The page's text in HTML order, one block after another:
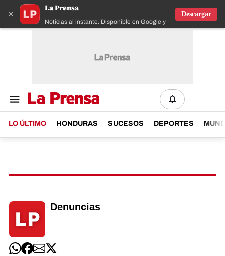
×
La Prensa
Noticias al instante. Disponible en Google y IOS
Descargar
LO ÚLTIMO HONDURAS SUCESOS DEPORTES
Denuncias